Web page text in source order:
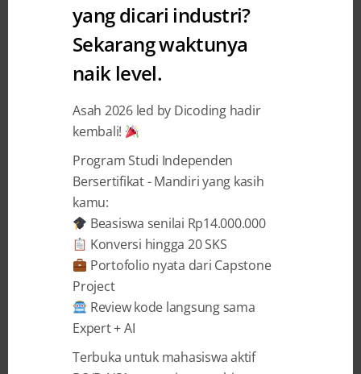
UX Design
Perbedaan UI/UX dan
Pentingnya dalam Desain Digital
Shabilla Restu Yuniawati 21 October 2024
BAGIKAN
Dalam dunia desain produk digital, ada
istilah yang sering muncul, yaituUI (
interface)dan
Mungkin kamu sering mendengar keduanya
yang dicari industri?
Sekarang waktunya
naik level.
Asah 2026 led by Dicoding hadir
kembali!
Program Studi Independen
Bersertifikat - Mandiri yang kasih
kamu:
Beasiswa senilai Rp14.000.000
Konversi hingga 20 SKS
Portofolio nyata dari Capstone
Project
Review kode langsung sama
Expert + AI
Terbuka untuk mahasiswa aktif